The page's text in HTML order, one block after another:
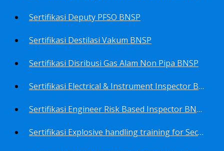
Sertifikasi Deputy PFSO BNSP
Sertifikasi Destilasi Vakum BNSP
Sertifikasi Disribusi Gas Alam Non Pipa BNSP
Sertifikasi Electrical & Instrument Inspector BNSP
Sertifikasi Engineer Risk Based Inspector BNSP
Sertifikasi Explosive handling training for Security staffs BNSP